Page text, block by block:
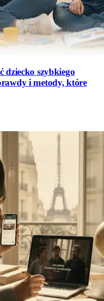
dziecko szybkiego
i metody, które